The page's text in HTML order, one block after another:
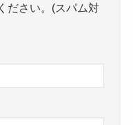
ださい。(スパム対